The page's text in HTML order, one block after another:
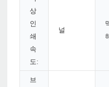
상
인
쇄
속
도:
널
브